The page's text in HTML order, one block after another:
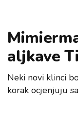
aljkave
Neki novi klinci
korak ocjenjuju